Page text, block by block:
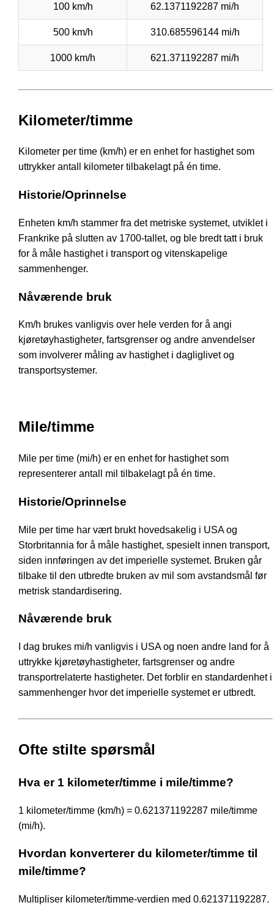
100 km/h 62.1371192287 mi/h
500 km/h 310.685596144 mi/h
1000 km/h 621.371192287 mi/h
Kilometer/timme
Kilometer per time (km/h) er en enhet for hastighet som
uttrykker antall kilometer tilbakelagt på én time.
Historie/Oprinnelse
Enheten km/h stammer fra det metriske systemet, utviklet i
Frankrike på slutten av 1700-tallet, og ble bredt tatt i bruk
for å måle hastighet i transport og vitenskapelige
sammenhenger.
Nåværende bruk
Km/h brukes vanligvis over hele verden for å angi
kjøretøyhastigheter, fartsgrenser og andre anvendelser
som involverer måling av hastighet i dagliglivet og
transportsystemer.
Mile/timme
Mile per time (mi/h) er en enhet for hastighet som
representerer antall mil tilbakelagt på én time.
Historie/Oprinnelse
Mile per time har vært brukt hovedsakelig i USA og
Storbritannia for å måle hastighet, spesielt innen transport,
siden innføringen av det imperielle systemet. Bruken går
tilbake til den utbredte bruken av mil som avstandsmål før
metrisk standardisering.
Nåværende bruk
I dag brukes mi/h vanligvis i USA og noen andre land for å
uttrykke kjøretøyhastigheter, fartsgrenser og andre
transportrelaterte hastigheter. Det forblir en standardenhet i
sammenhenger hvor det imperielle systemet er utbredt.
Ofte stilte spørsmål
Hva er 1 kilometer/timme i mile/timme?
1 kilometer/timme (km/h) = 0.621371192287 mile/timme
(mi/h).
Hvordan konverterer du kilometer/timme til
mile/timme?
Multipliser kilometer/timme-verdien med 0.621371192287.